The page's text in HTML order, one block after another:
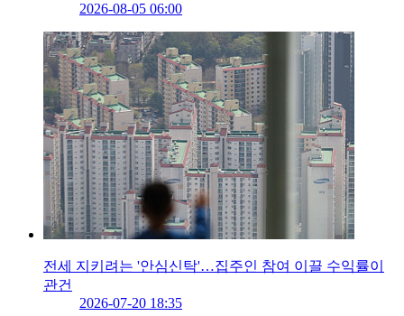
2026-08-05 06:00
전세 지키려는 '안심신탁'…집주인 참여 이끌 수익률이
관건
2026-07-20 18:35